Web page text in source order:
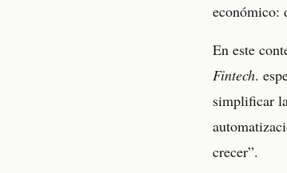
económico:
En este
Fintech.
simplificar
crecer”.